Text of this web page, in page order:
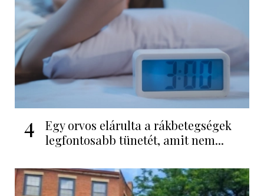
4
Egy orvos elárulta a rákbetegségek
legfontosabb tünetét, amit nem...